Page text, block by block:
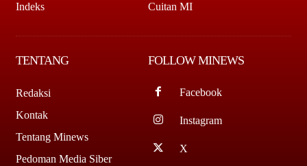
Indeks
Cuitan MI
TENTANG
Redaksi
Kontak
Tentang Minews
Pedoman Media Siber
FOLLOW MINEWS
Facebook
Instagram
X